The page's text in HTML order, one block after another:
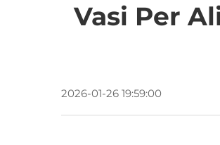
Vasi Per
2026-01-26 19:59:00